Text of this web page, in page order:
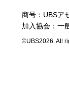
商号：UBSア
加入協会：一
©UBS2026. All